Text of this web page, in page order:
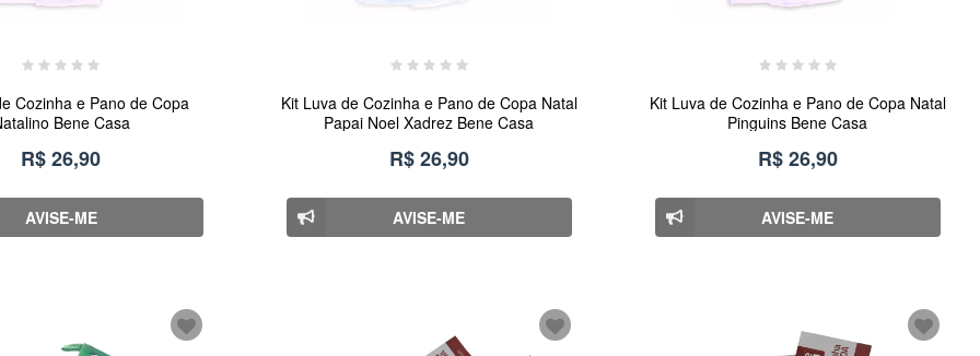
Cozinha e Pano de Copa
Bene Casa
R$ 26,90
AVISE-ME
Kit Luva de Cozinha e Pano de Copa Natal
Papai Noel Xadrez Bene Casa
R$ 26,90
AVISE-ME
Kit Luva de Cozinha e Pano de Copa Natal
Pinguins Bene Casa
R$ 26,90
AVISE-ME